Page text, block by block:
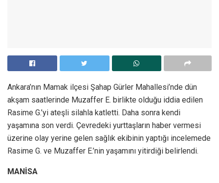
Ankara’nın Mamak ilçesi Şahap Gürler Mahallesi’nde dün
akşam saatlerinde Muzaffer E. birlikte olduğu iddia edilen
Rasime G.’yi ateşli silahla katletti. Daha sonra kendi
yaşamına son verdi. Çevredeki yurttaşların haber vermesi
üzerine olay yerine gelen sağlık ekibinin yaptığı incelemede
Rasime G. ve Muzaffer E.’nin yaşamını yitirdiği belirlendi.
MANİSA